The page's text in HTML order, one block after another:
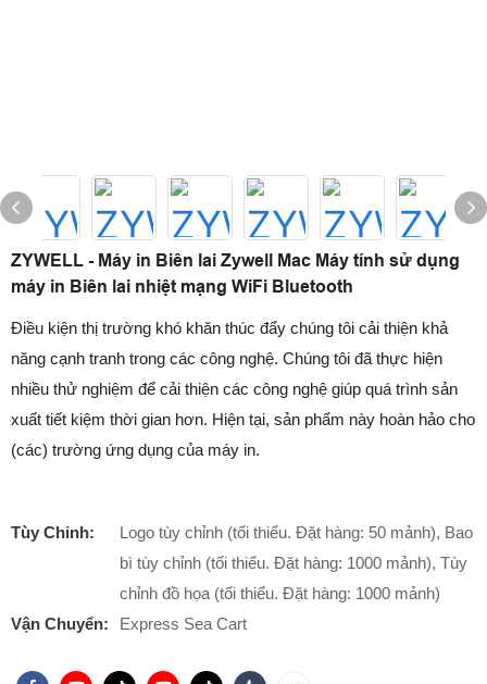
ZYWELL - Máy in Biên lai Zywell Mac Máy tính sử dụng
máy in Biên lai nhiệt mạng WiFi Bluetooth
Điều kiện thị trường khó khăn thúc đẩy chúng tôi cải thiện khả
năng cạnh tranh trong các công nghệ. Chúng tôi đã thực hiện
nhiều thử nghiệm để cải thiện các công nghệ giúp quá trình sản
xuất tiết kiệm thời gian hơn. Hiện tại, sản phẩm này hoàn hảo cho
(các) trường ứng dụng của máy in.
Tùy Chỉnh:
Logo tùy chỉnh (tối thiểu. Đặt hàng: 50 mảnh), Bao
bì tùy chỉnh (tối thiểu. Đặt hàng: 1000 mảnh), Tùy
chỉnh đồ họa (tối thiểu. Đặt hàng: 1000 mảnh)
Vận Chuyển:
Express Sea Cart